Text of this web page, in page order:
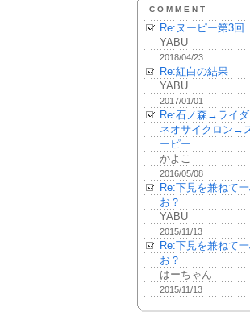
COMMENT
Re:ヌーピー第3回
YABU
2018/04/23
Re:紅白の結果
YABU
2017/01/01
Re:石ノ森→ライ
ネオサイクロン→
ーピー
かよこ
2016/05/08
Re:下見を兼ねて
お？
YABU
2015/11/13
Re:下見を兼ねて
お？
はーちゃん
2015/11/13